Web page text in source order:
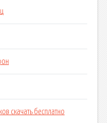
скачать бесплатно